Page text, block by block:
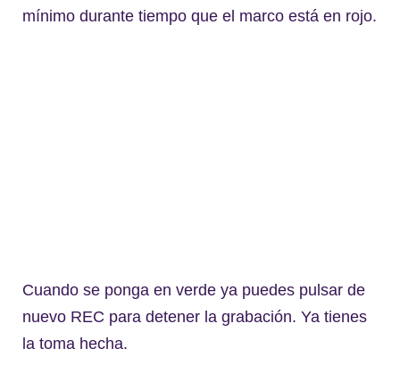
mínimo durante tiempo que el marco está en rojo.
Cuando se ponga en verde ya puedes pulsar de
nuevo REC para detener la grabación. Ya tienes
la toma hecha.